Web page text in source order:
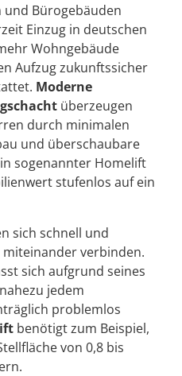
Bürogebäuden
Einzug in deutschen
Wohngebäude
Aufzug zukunftssicher
Moderne
überzeugen
durch minimalen
und überschaubare
sogenannter Homelift
stufenlos auf ein
sich schnell und
verbinden.
sich aufgrund seines
jedem
problemlos
benötigt zum Beispiel,
von 0,8 bis